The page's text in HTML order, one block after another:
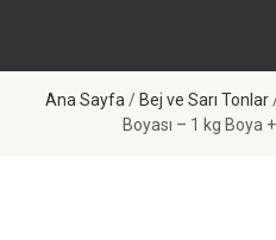
Ana Sayfa / Bej ve Sarı Tonlar
Boyası – 1 kg Boya